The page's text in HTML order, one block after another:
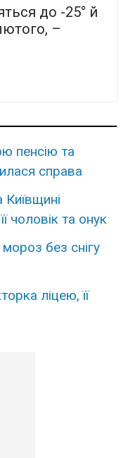
до -25° й
–
пенсію та
справа
чоловік та онук
без снігу
ліцею, її